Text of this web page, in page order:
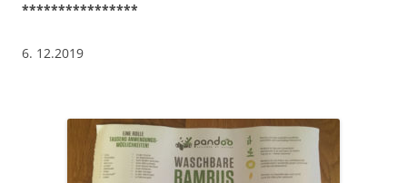
****************
6. 12.2019